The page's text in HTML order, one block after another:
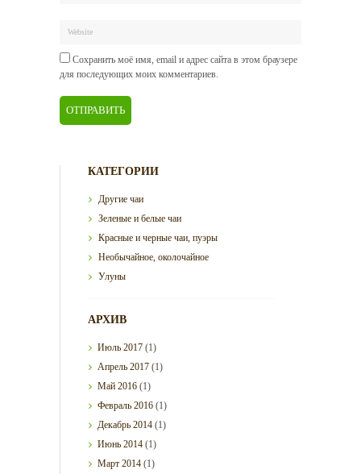
Сохранить моё имя, email и адрес сайта в этом браузере
для последующих моих комментариев.
КАТЕГОРИИ
Другие чаи
Зеленые и белые чаи
Красные и черные чаи, пуэры
Необычайное, околочайное
Улуны
АРХИВ
Июль2017 (1)
Апрель2017 (1)
Май2016 (1)
Февраль2016 (1)
Декабрь2014 (1)
Июнь2014 (1)
Март2014 (1)